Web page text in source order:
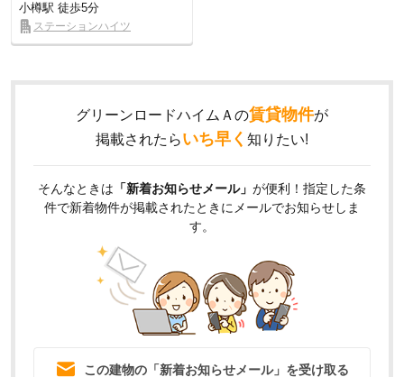
小樽駅 徒歩5分
ステーションハイツ
グリーンロードハイムＡの賃貸物件が
掲載されたらいち早く 知りたい!
そんなときは 「新着お知らせメール」 が便利！指定した条
件で新着物件が掲載されたときにメールでお知らせしま
す。
この建物の「新着お知らせメール」を受け取る